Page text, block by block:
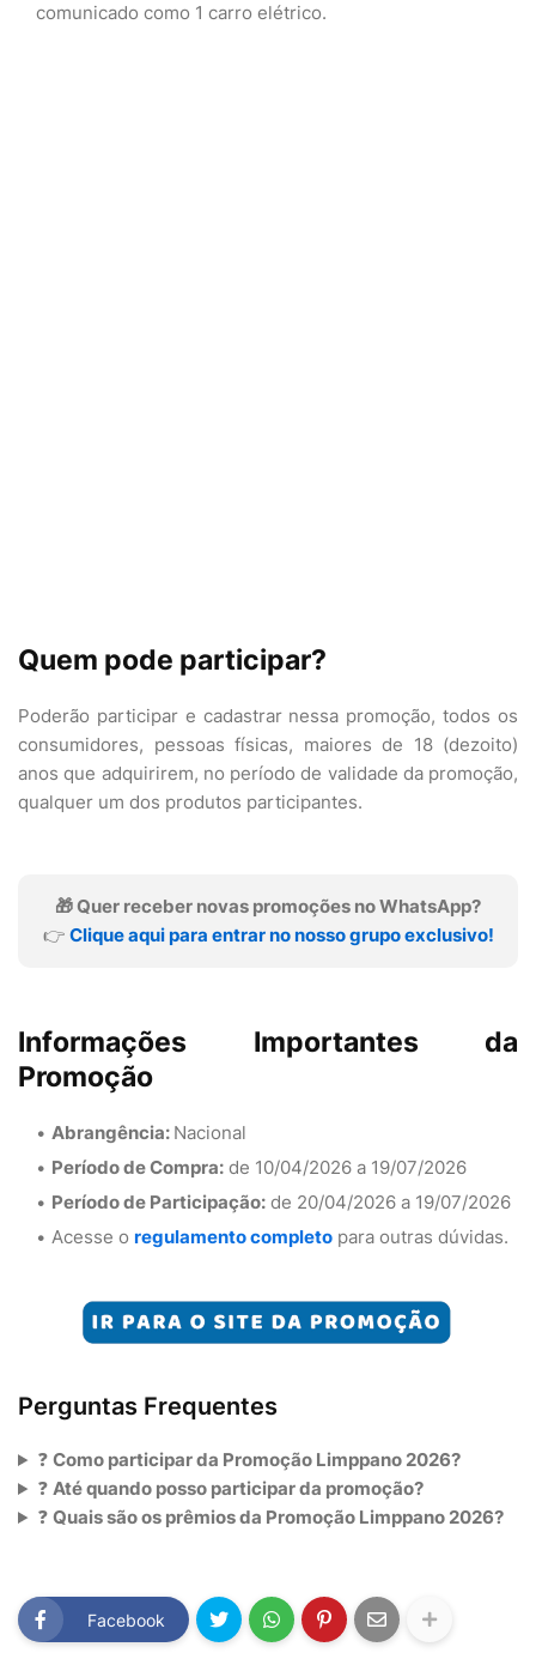
comunicado como 1 carro elétrico.
Quem pode participar?
Poderão participar e cadastrar nessa promoção, todos os
consumidores, pessoas físicas, maiores de 18 (dezoito)
anos que adquirirem, no período de validade da promoção,
qualquer um dos produtos participantes.
🎁 Quer receber novas promoções no WhatsApp?
👉 Clique aqui para entrar no nosso grupo exclusivo!
Informações Importantes da
Promoção
Abrangência: Nacional
Período de Compra: de 10/04/2026 a 19/07/2026
Período de Participação: de 20/04/2026 a 19/07/2026
Acesse o regulamento completo para outras dúvidas.
Perguntas Frequentes
❓ Como participar da Promoção Limppano 2026?
❓ Até quando posso participar da promoção?
❓ Quais são os prêmios da Promoção Limppano 2026?
Facebook